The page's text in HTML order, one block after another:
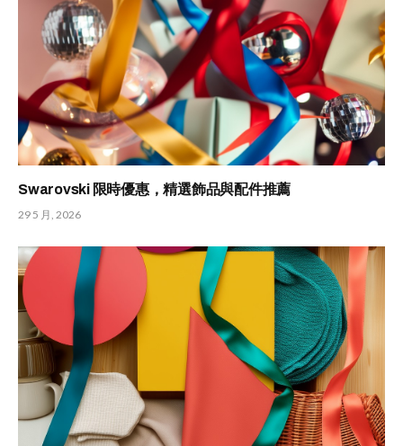
Swarovski 限時優惠，精選飾品與配件推薦
29 5 月, 2026